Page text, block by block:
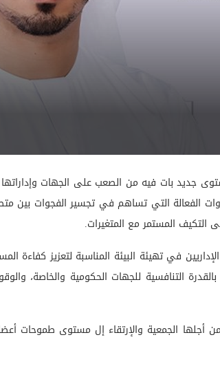
بات فيه من الصعب على الجهات وإداراتها
الفعالة التي تساهم في تجسير الفجوات بين
المستمر مع المتغيرات.
في تهيئة البيئة المناسبة لتعزيز كفاءة
التنافسية للجهات الحكومية والخاصة،
أجلها الجمعية والإرتقاء إل مستوى طموحات